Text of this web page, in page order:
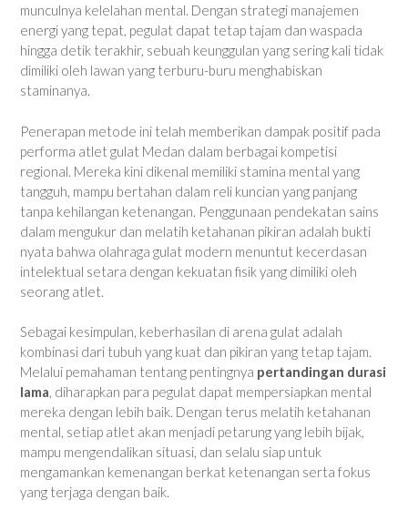
munculnya kelelahan mental. Dengan strategi manajemen
energi yang tepat, pegulat dapat tetap tajam dan waspada
hingga detik terakhir, sebuah keunggulan yang sering kali tidak
dimiliki oleh lawan yang terburu-buru menghabiskan
staminanya.
Penerapan metode ini telah memberikan dampak positif pada
performa atlet gulat Medan dalam berbagai kompetisi
regional. Mereka kini dikenal memiliki stamina mental yang
tangguh, mampu bertahan dalam reli kuncian yang panjang
tanpa kehilangan ketenangan. Penggunaan pendekatan sains
dalam mengukur dan melatih ketahanan pikiran adalah bukti
nyata bahwa olahraga gulat modern menuntut kecerdasan
intelektual setara dengan kekuatan fisik yang dimiliki oleh
seorang atlet.
Sebagai kesimpulan, keberhasilan di arena gulat adalah
kombinasi dari tubuh yang kuat dan pikiran yang tetap tajam.
Melalui pemahaman tentang pentingnya pertandingan durasi
lama, diharapkan para pegulat dapat mempersiapkan mental
mereka dengan lebih baik. Dengan terus melatih ketahanan
mental, setiap atlet akan menjadi petarung yang lebih bijak,
mampu mengendalikan situasi, dan selalu siap untuk
mengamankan kemenangan berkat ketenangan serta fokus
yang terjaga dengan baik.